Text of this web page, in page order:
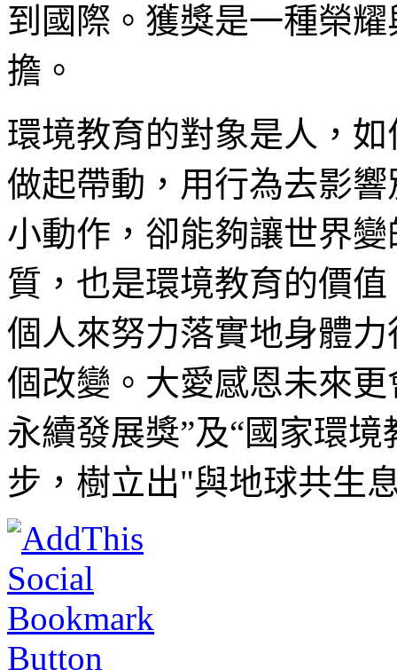
到國際。獲獎是一種榮
擔。
環境教育的對象是人，
做起帶動，用行為去影
小動作，卻能夠讓世界
質，也是環境教育的價
個人來努力落實地身體
個改變。大愛感恩未來
永續發展獎”及“國家環
步，樹立出"與地球共生